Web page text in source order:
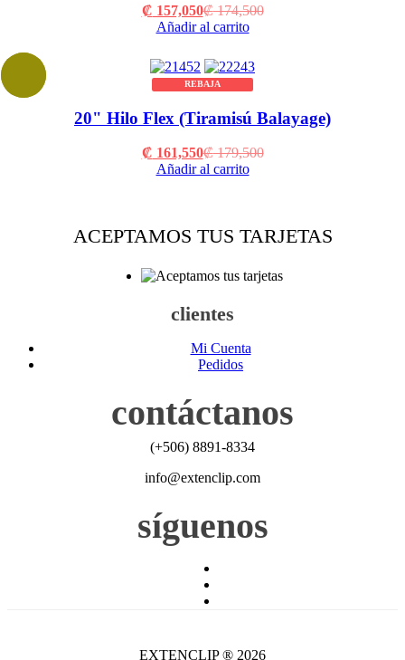
₡ 157,050Current
price
₡ 157,050.
₡174,500Original
Añadir al carrito
REBAJA
20" Hilo Flex (Tiramisú Balayage)
₡ 161,550Current
price
₡179,500Original
Añadir al carrito
ACEPTAMOS TUS TARJETAS
clientes
Mi Cuenta
Pedidos
contáctanos
(+506) 8891-8334
info@extenclip.com
síguenos
EXTENCLIP ® 2026